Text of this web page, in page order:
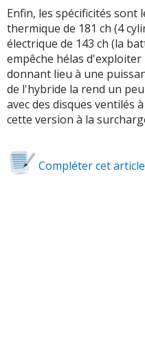
Enfin, les spécificités sont
thermique de 181 ch (4
électrique de 143 ch (la
empêche hélas d'exploiter
donnant lieu à une
de l'hybride la rend un
avec des disques ventilés
cette version à la
Compléter cet article